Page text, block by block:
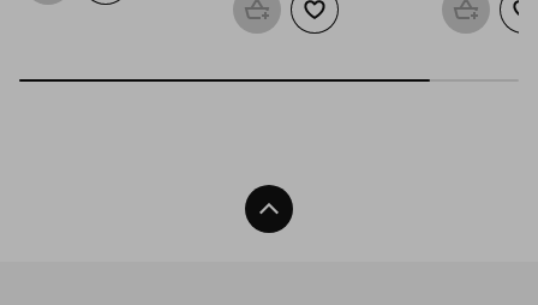
Προσθήκη στο καλάθι
Προσθήκη στα αγαπημένα
Back To Top